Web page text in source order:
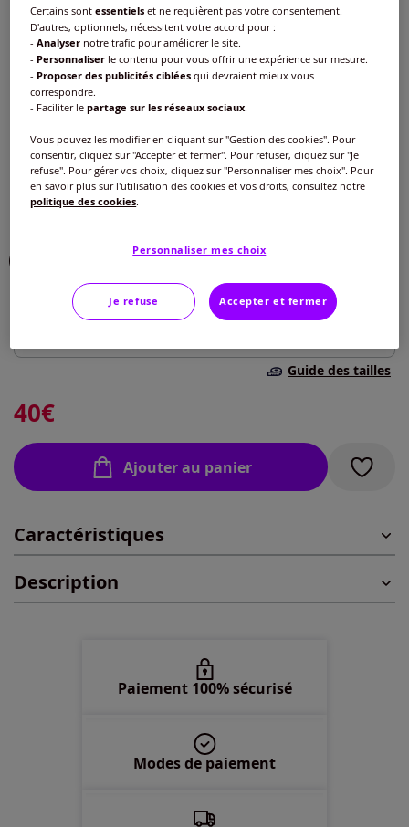
Chemise soutien-gorge sans armatures
côtes fines
Réf : 251.740.038
Choisir une couleur :
En stock
46 -En stock
48 -En stock
Guide des tailles
40€
Ajouter au panier
Caractéristiques
Description
Paiement 100% sécurisé
Modes de paiement
Certains sontessentiels et ne requièrent pas votre consentement.
D'autres, optionnels, nécessitent votre accord pour :
-Analyser notre trafic pour améliorer le site.
- Personnaliser le contenu pour vous offrir une expérience sur mesure.
- Proposer des publicités ciblées qui devraient mieux vous
correspondre.
- Faciliter lepartage sur les réseaux sociaux
Vous pouvez les modifier en cliquant sur "Gestion des cookies". Pour
consentir, cliquez sur "Accepter et fermer". Pour refuser, cliquez sur "Je
refuse". Pour gérer vos choix, cliquez sur "Personnaliser mes choix". Pour
en savoir plus sur l'utilisation des cookies et vos droits, consultez notre
politique des cookies
Personnaliser mes choix
Je refuse Accepter et fermer